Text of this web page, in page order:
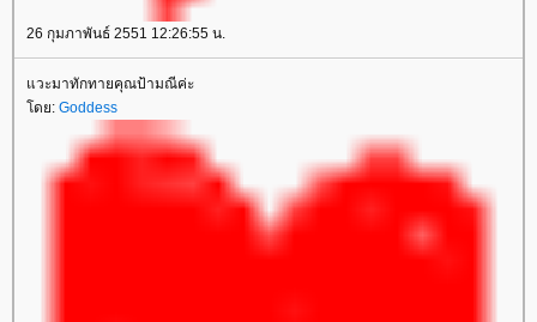
26 กุมภาพันธ์ 2551 12:26:55 น.
แวะมาทักทายคุณป้ามณีค่ะ
โดย: Goddess